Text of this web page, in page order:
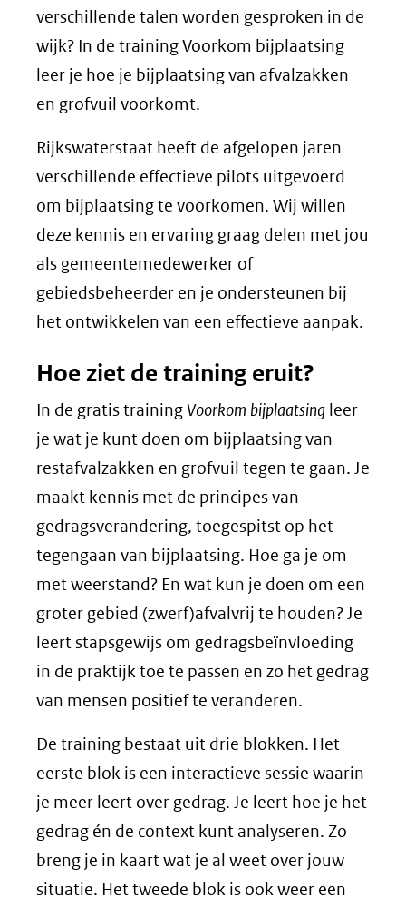
verschillende talen worden gesproken in de
wijk? In de training Voorkom bijplaatsing
leer je hoe je bijplaatsing van afvalzakken
en grofvuil voorkomt.
Rijkswaterstaat heeft de afgelopen jaren
verschillende effectieve pilots uitgevoerd
om bijplaatsing te voorkomen. Wij willen
deze kennis en ervaring graag delen met jou
als gemeentemedewerker of
gebiedsbeheerder en je ondersteunen bij
het ontwikkelen van een effectieve aanpak.
Hoe ziet de training eruit?
In de gratis trainingVoorkom bijplaatsing leer
je wat je kunt doen om bijplaatsing van
restafvalzakken en grofvuil tegen te gaan. Je
maakt kennis met de principes van
gedragsverandering, toegespitst op het
tegengaan van bijplaatsing. Hoe ga je om
met weerstand? En wat kun je doen om een
groter gebied (zwerf)afvalvrij te houden? Je
leert stapsgewijs om gedragsbeïnvloeding
in de praktijk toe te passen en zo het gedrag
van mensen positief te veranderen.
De training bestaat uit drie blokken. Het
eerste blok is een interactieve sessie waarin
je meer leert over gedrag. Je leert hoe je het
gedrag én de context kunt analyseren. Zo
breng je in kaart wat je al weet over jouw
situatie. Het tweede blok is ook weer een